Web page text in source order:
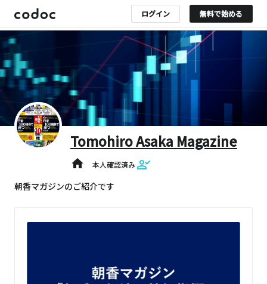
ログイン 無料で始める
Tomohiro Asaka Magazine
home 本人確認済み
朝香マガジンのご紹介です